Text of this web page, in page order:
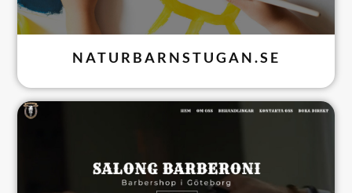
NATURBARNSTUGAN.SE